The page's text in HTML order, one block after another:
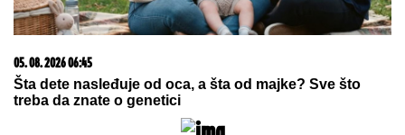
09. 08. 2026 06:24
Mame, danas ne čistimo kuću. Poštujemo Svetog